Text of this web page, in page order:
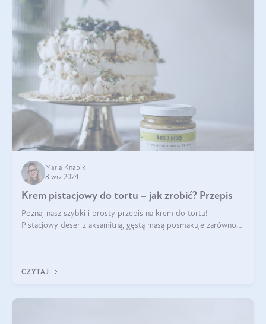
Maria Knapik
8 wrz 2024
Krem pistacjowy do tortu – jak zrobić? Przepis
Poznaj nasz szybki i prosty przepis na krem do tortu!
Pistacjowy deser z aksamitną, gęstą masą posmakuje zarówno
CZYTAJ